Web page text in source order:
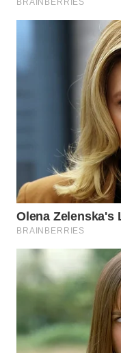
SAMOSIR
WN
PADANG
LAWAS
SUMEDANG
CIANJUR